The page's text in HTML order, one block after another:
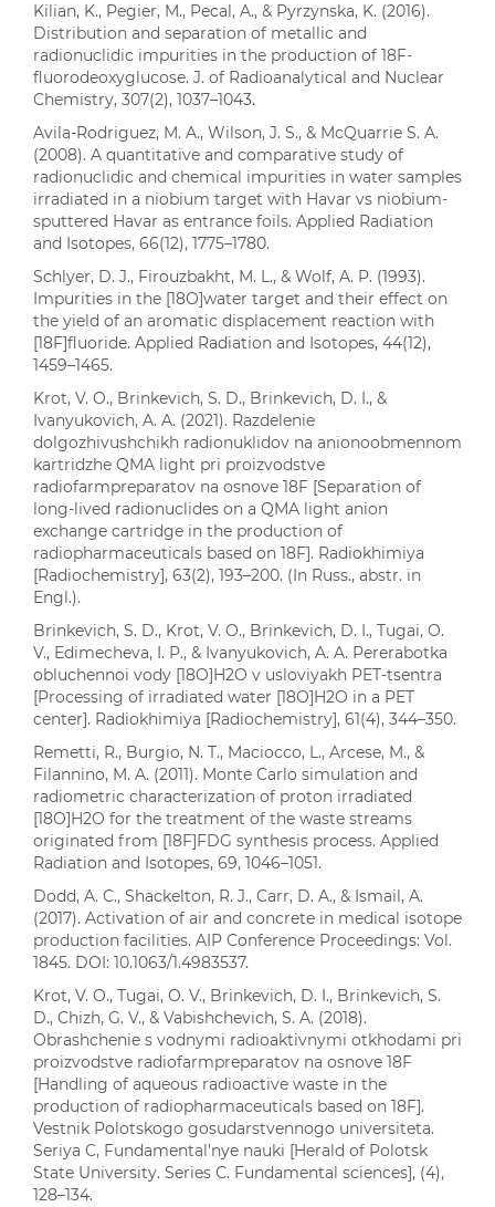
Kilian, K., Pegier, M., Pecal, A., & Pyrzynska, K. (2016).
Distribution and separation of metallic and
radionuclidic impurities in the production of 18F-
fluorodeoxyglucose. J. of Radioanalytical and Nuclear
Chemistry, 307(2), 1037–1043.
Avila-Rodriguez, M. A., Wilson, J. S., & McQuarrie S. A.
(2008). A quantitative and comparative study of
radionuclidic and chemical impurities in water samples
irradiated in a niobium target with Havar vs niobium-
sputtered Havar as entrance foils. Applied Radiation
and Isotopes, 66(12), 1775–1780.
Schlyer, D. J., Firouzbakht, M. L., & Wolf, A. P. (1993).
Impurities in the [18O]water target and their effect on
the yield of an aromatic displacement reaction with
[18F]fluoride. Applied Radiation and Isotopes, 44(12),
1459–1465.
Krot, V. O., Brinkevich, S. D., Brinkevich, D. I., &
Ivanyukovich, A. A. (2021). Razdelenie
dolgozhivushchikh radionuklidov na anionoobmennom
kartridzhe QMA light pri proizvodstve
radiofarmpreparatov na osnove 18F [Separation of
long-lived radionuclides on a QMA light anion
exchange cartridge in the production of
radiopharmaceuticals based on 18F]. Radiokhimiya
[Radiochemistry], 63(2), 193–200. (In Russ., abstr. in
Engl.).
Brinkevich, S. D., Krot, V. O., Brinkevich, D. I., Tugai, O.
V., Edimecheva, I. P., & Ivanyukovich, A. A. Pererabotka
obluchennoi vody [18O]H2O v usloviyakh PET-tsentra
[Processing of irradiated water [18O]H2O in a PET
center]. Radiokhimiya [Radiochemistry], 61(4), 344–350.
Remetti, R., Burgio, N. T., Maciocco, L., Arcese, M., &
Filannino, M. A. (2011). Monte Carlo simulation and
radiometric characterization of proton irradiated
[18O]H2O for the treatment of the waste streams
originated from [18F]FDG synthesis process. Applied
Radiation and Isotopes, 69, 1046–1051.
Dodd, A. C., Shackelton, R. J., Carr, D. A., & Ismail, A.
(2017). Activation of air and concrete in medical isotope
production facilities. AIP Conference Proceedings: Vol.
1845. DOI: 10.1063/1.4983537.
Krot, V. O., Tugai, O. V., Brinkevich, D. I., Brinkevich, S.
D., Chizh, G. V., & Vabishchevich, S. A. (2018).
Obrashchenie s vodnymi radioaktivnymi otkhodami pri
proizvodstve radiofarmpreparatov na osnove 18F
[Handling of aqueous radioactive waste in the
production of radiopharmaceuticals based on 18F].
Vestnik Polotskogo gosudarstvennogo universiteta.
Seriya C, Fundamental'nye nauki [Herald of Polotsk
State University. Series С. Fundamental sciences], (4),
128–134.